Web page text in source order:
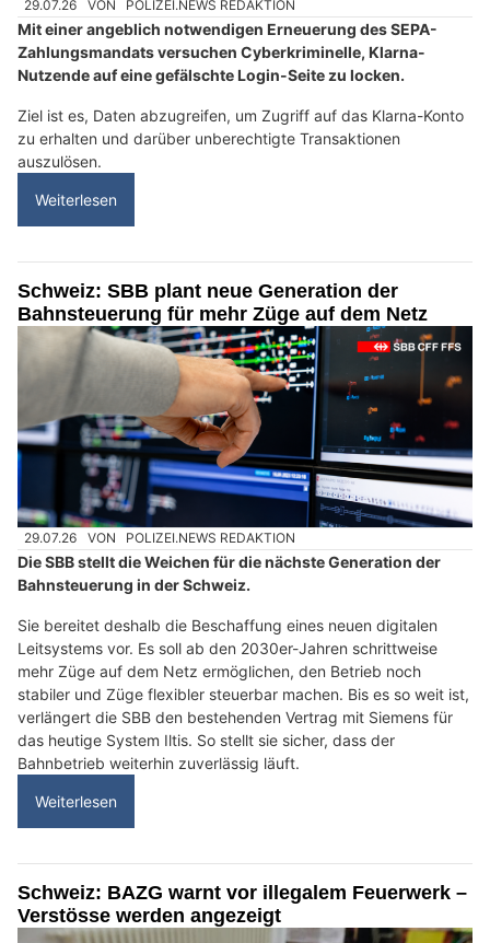
29.07.26 VON POLIZEI.NEWS REDAKTION
Mit einer angeblich notwendigen Erneuerung des SEPA-
Zahlungsmandats versuchen Cyberkriminelle, Klarna-
Nutzende auf eine gefälschte Login-Seite zu locken.
Ziel ist es, Daten abzugreifen, um Zugriff auf das Klarna-Konto
zu erhalten und darüber unberechtigte Transaktionen
auszulösen.
Weiterlesen
Schweiz: SBB plant neue Generation der
Bahnsteuerung für mehr Züge auf dem Netz
29.07.26 VON POLIZEI.NEWS REDAKTION
Die SBB stellt die Weichen für die nächste Generation der
Bahnsteuerung in der Schweiz.
Sie bereitet deshalb die Beschaffung eines neuen digitalen
Leitsystems vor. Es soll ab den 2030er-Jahren schrittweise
mehr Züge auf dem Netz ermöglichen, den Betrieb noch
stabiler und Züge flexibler steuerbar machen. Bis es so weit ist,
verlängert die SBB den bestehenden Vertrag mit Siemens für
das heutige System Iltis. So stellt sie sicher, dass der
Bahnbetrieb weiterhin zuverlässig läuft.
Weiterlesen
Schweiz: BAZG warnt vor illegalem Feuerwerk –
Verstösse werden angezeigt